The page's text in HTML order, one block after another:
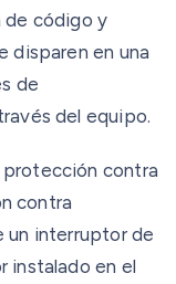
de código y
disparen en una
de
del equipo.
contra
contra
un interruptor de
instalado en el